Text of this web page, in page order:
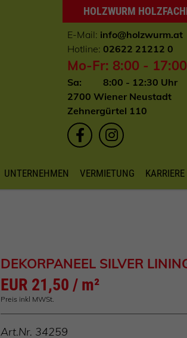
HOLZWURM
E-Mail: info@holzwurm.at
Hotline: 02622 21212 0
Mo-Fr: 8:00 -
Sa: 8:00 - 12:30 Uhr
2700 Wiener Neustadt
Zehnergürtel 110
UNTERNEHMEN VERMIETUNG KARRIERE
DEKORPANEEL SILVER
EUR 21,50 / m²
Preis inkl MWSt.
Art.Nr. 34259